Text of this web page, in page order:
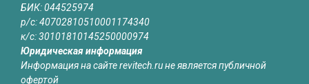
БИК: 044525974
р/с: 40702810510001174340
к/с: 30101810145250000974
Юридическая информация
Информация на сайте revitech.ru не является публичной
офертой